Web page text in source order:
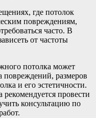
где потолок
повреждениям,
часто. В
от частоты
потолка может
повреждений, размеров
и его эстетичности.
провести
консультацию по